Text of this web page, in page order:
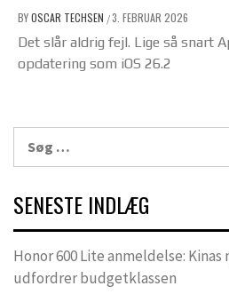
BYOSCAR TECHSEN /3. FEBRUAR 2026
Det slår aldrig fejl. Lige så snart
opdatering som iOS 26.2
efter:
SENESTE INDLÆG
Honor 600 Lite anmeldelse:
udfordrer budgetklassen